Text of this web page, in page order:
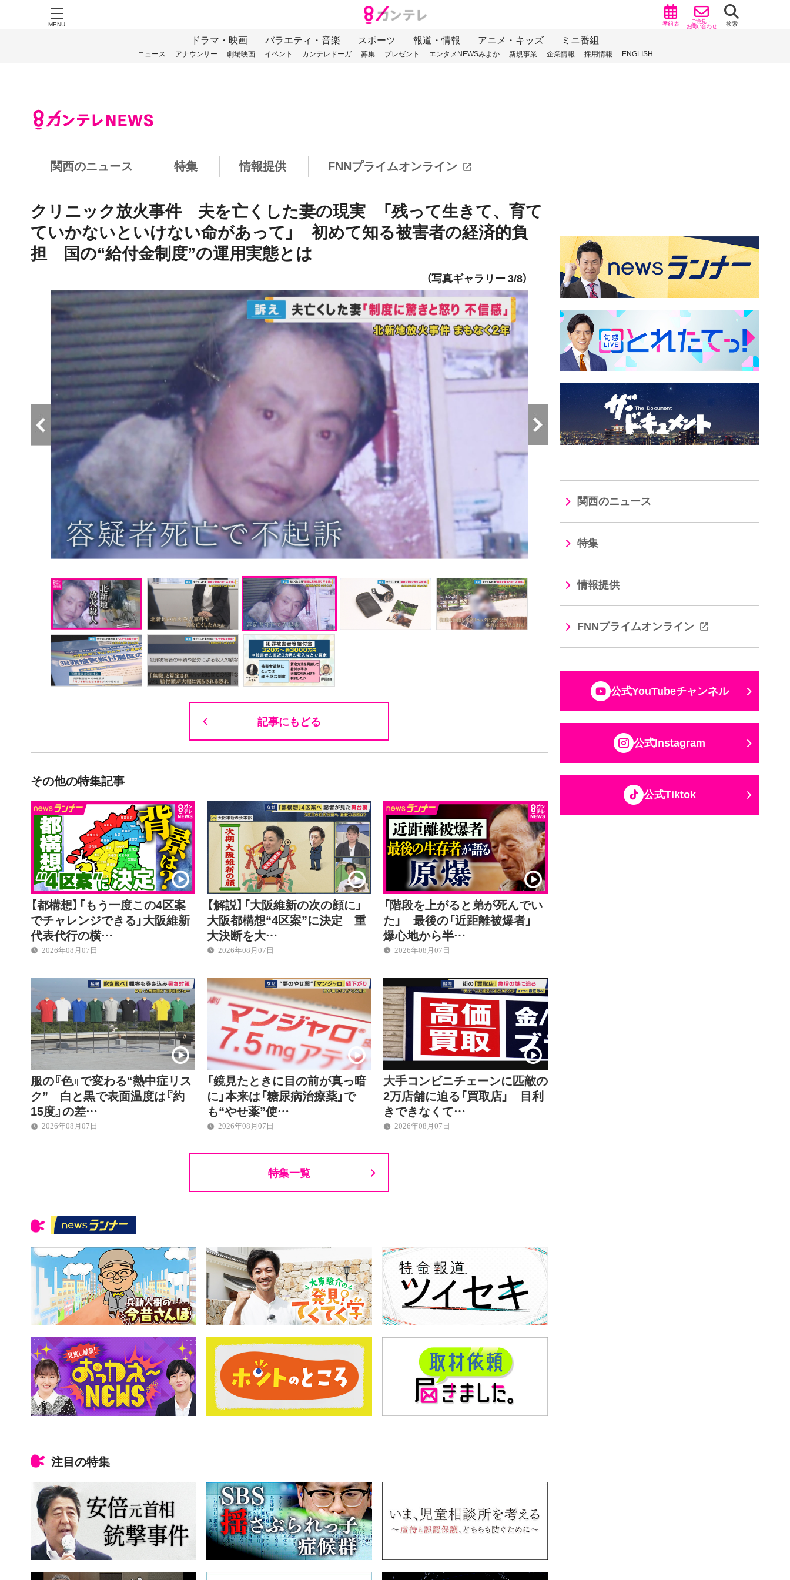
MENU 番組表 ご意見・
お問い合わせ 検索
ドラマ・映画 バラエティ・音楽 スポーツ 報道・情報 アニメ・キッズ ミニ番組
ニュース アナウンサー 劇場映画 イベント カンテレドーガ 募集 プレゼント エンタメNEWSみよか 新規事業 企業情報 採用情報 ENGLISH
関西のニュース 特集 情報提供 FNNプライムオンライン
クリニック放火事件 夫を亡くした妻の現実 「残って生きて、育て
ていかないといけない命があって」 初めて知る被害者の経済的負
担 国の“給付金制度”の運用実態とは
（写真ギャラリー 3/8）
記事にもどる
その他の特集記事
【都構想】「もう一度この4区案
でチャレンジできる」大阪維新
代表代行の横…
2026年08月07日
【解説】「大阪維新の次の顔に」
大阪都構想“4区案”に決定 重
大決断を大…
2026年08月07日
「階段を上がると弟が死んでい
た」 最後の「近距離被爆者」
爆心地から半…
2026年08月07日
服の『色』で変わる“熱中症リス
ク” 白と黒で表面温度は『約
15度』の差…
2026年08月07日
「鏡見たときに目の前が真っ暗
に」本来は「糖尿病治療薬」で
も“やせ薬”使…
2026年08月07日
大手コンビニチェーンに匹敵の
2万店舗に迫る「買取店」 目利
きできなくて…
2026年08月07日
特集一覧
注目の特集
関西のニュース
特集
情報提供
FNNプライムオンライン
公式YouTubeチャンネル
公式Instagram
公式Tiktok